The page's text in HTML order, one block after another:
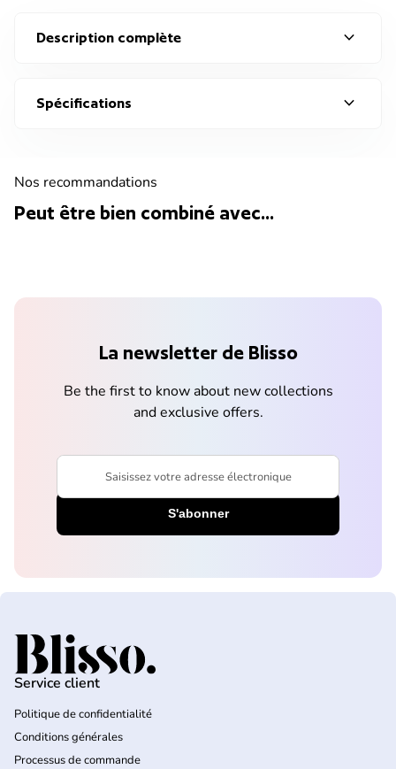
Description complète expand_more
Spécifications expand_more
Nos recommandations
Peut être bien combiné avec...
La newsletter de Blisso
Be the first to know about new collections
and exclusive offers.
Saisissez votre adresse électronique
Accueil
Service client
Politique de confidentialité
Conditions générales
Processus de commande